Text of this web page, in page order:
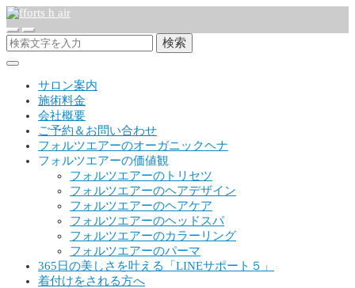
検索
サロン案内
施術料金
会社概要
ご予約＆お問い合わせ
フォルツエアーのオーガニックヘナ
フォルツエアーの価値観
フォルツエアーのトリセツ
フォルツエアーのヘアデザイン
フォルツエアーのヘアケア
フォルツエアーのヘッドスパ
フォルツエアーのカラーリング
フォルツエアーのパーマ
365日の美しさを叶える「LINEサポート５」
着付けをされる方へ